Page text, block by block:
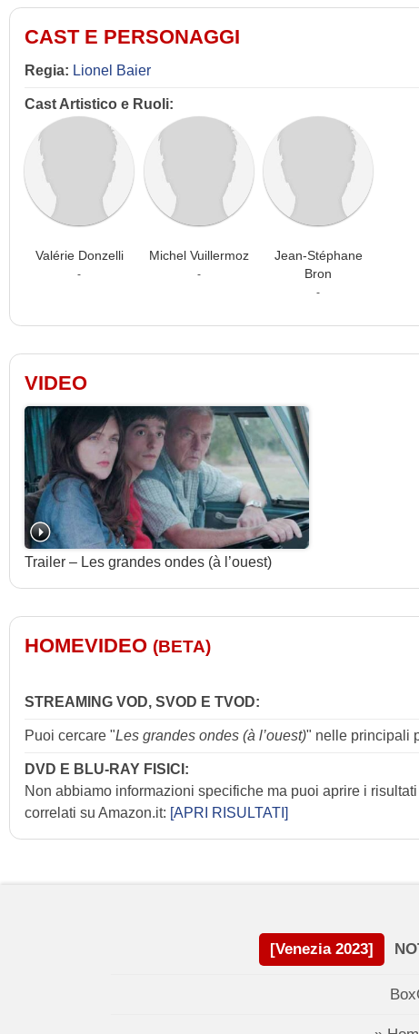
CAST E PERSONAGGI
Regia: Lionel Baier
Cast Artistico e Ruoli:
Valérie Donzelli
-
Michel Vuillermoz
-
Jean-Stéphane
Bron
-
VIDEO
Trailer – Les grandes ondes (à l’ouest)
HOMEVIDEO (BETA)
STREAMING VOD, SVOD E TVOD:
Puoi cercare "Les grandes ondes (à l’ouest)" nelle principali
DVD E BLU-RAY FISICI:
Non abbiamo informazioni specifiche ma puoi aprire i
correlati su Amazon.it: [APRI RISULTATI]
[Venezia 2023]